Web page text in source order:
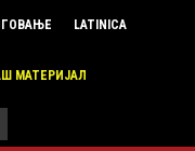
LATINICA
МАТЕРИЈАЛ